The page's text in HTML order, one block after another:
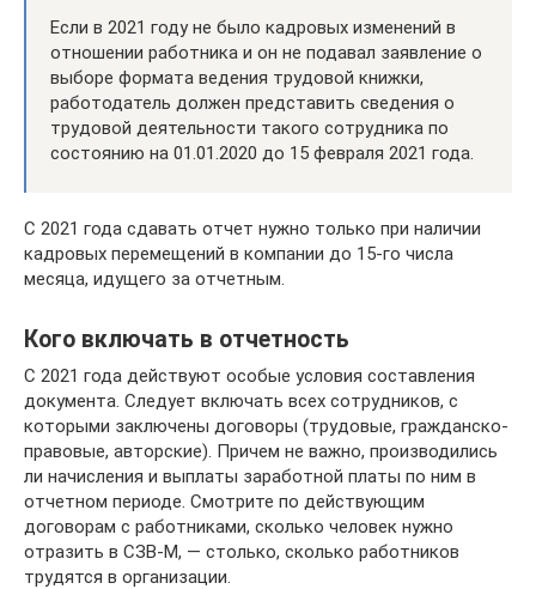
Если в 2021 году не было кадровых изменений в
отношении работника и он не подавал заявление о
выборе формата ведения трудовой книжки,
работодатель должен представить сведения о
трудовой деятельности такого сотрудника по
состоянию на 01.01.2020 до 15 февраля 2021 года.
С 2021 года сдавать отчет нужно только при наличии
кадровых перемещений в компании до 15-го числа
месяца, идущего за отчетным.
Кого включать в отчетность
С 2021 года действуют особые условия составления
документа. Следует включать всех сотрудников, с
которыми заключены договоры (трудовые, гражданско-
правовые, авторские). Причем не важно, производились
ли начисления и выплаты заработной платы по ним в
отчетном периоде. Смотрите по действующим
договорам с работниками, сколько человек нужно
отразить в СЗВ-М, — столько, сколько работников
трудятся в организации.